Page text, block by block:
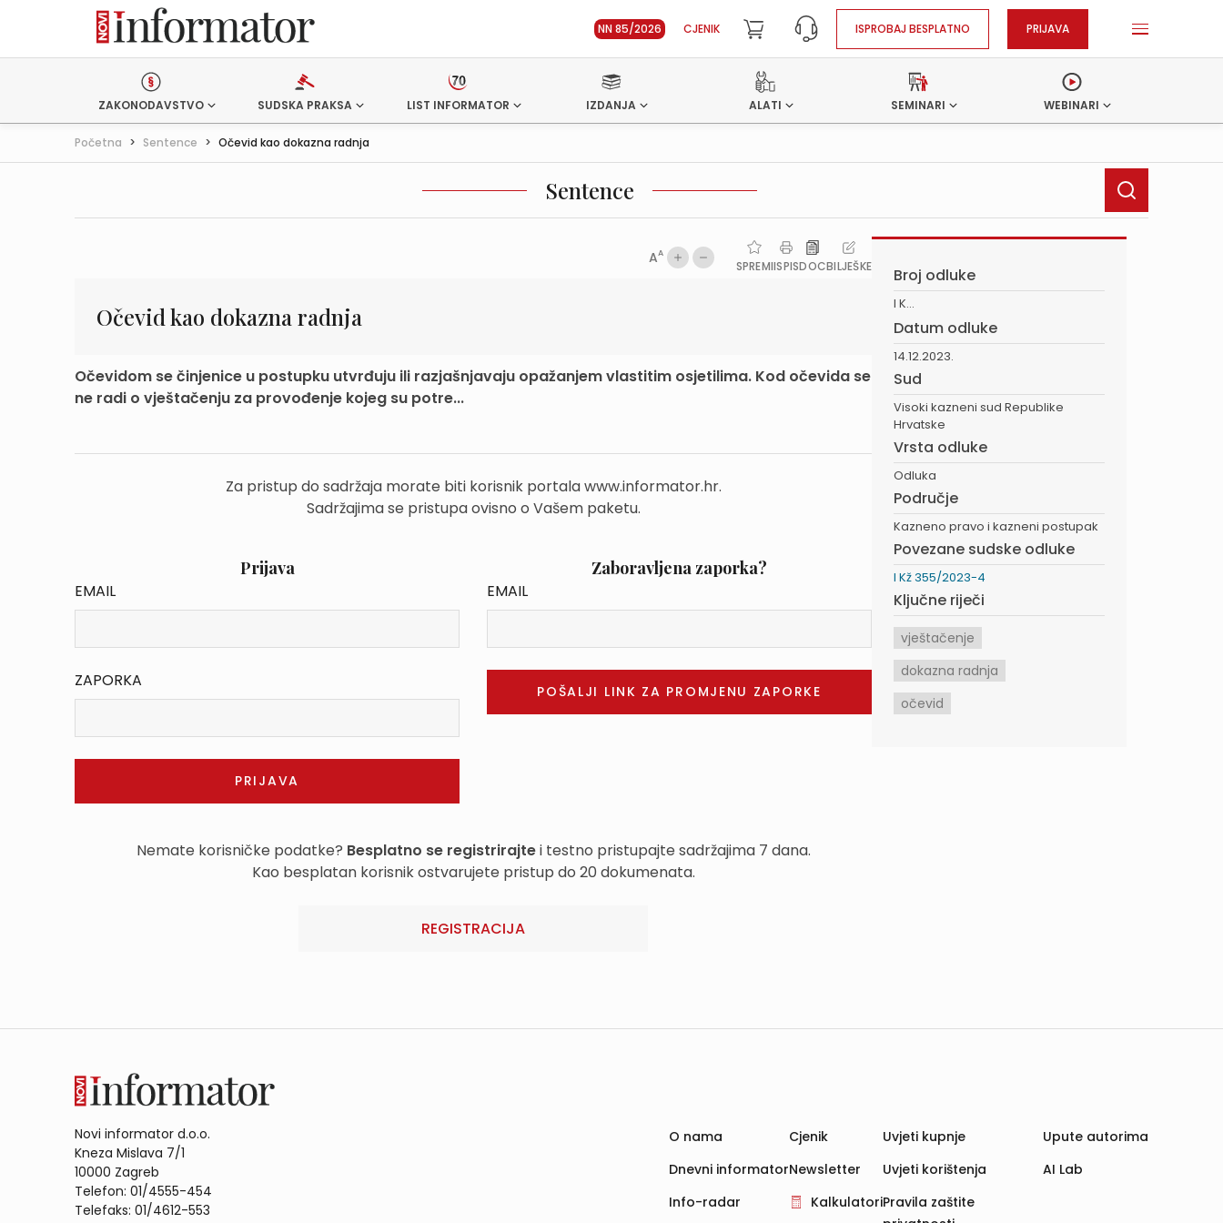
NN 85/2026 CJENIK ISPROBAJ BESPLATNO PRIJAVA
ZAKONODAVSTVO SUDSKA PRAKSA LIST INFORMATOR IZDANJA ALATI SEMINARI WEBINARI
Početna > Sentence > Očevid kao dokazna radnja
Sentence
AA
SPREMIISPISDOCBILJEŠKE
Očevid kao dokazna radnja
Očevidom se činjenice u postupku utvrđuju ili razjašnjavaju opažanjem vlastitim osjetilima. Kod očevida se
ne radi o vještačenju za provođenje kojeg su potre...
Za pristup do sadržaja morate biti korisnik portala www.informator.hr.
Sadržajima se pristupa ovisno o Vašem paketu.
Prijava
EMAIL
ZAPORKA
Zaboravljena zaporka?
EMAIL
Nemate korisničke podatke? Besplatno se registrirajtei testno pristupajte sadržajima 7 dana.
Kao besplatan korisnik ostvarujete pristup do 20 dokumenata.
REGISTRACIJA
Broj odluke
I K...
Datum odluke
14.12.2023.
Sud
Visoki kazneni sud Republike
Hrvatske
Vrsta odluke
Odluka
Područje
Kazneno pravo i kazneni postupak
Povezane sudske odluke
I Kž 355/2023-4
Ključne riječi
vještačenje
dokazna radnja
očevid
Novi informator d.o.o.
Kneza Mislava 7/1
10000 Zagreb
Telefon: 01/4555-454
Telefaks: 01/4612-553
O nama
Dnevni informator
Info-radar
Cjenik
Newsletter
Kalkulatori
Uvjeti kupnje
Uvjeti korištenja
Pravila zaštite
Upute autorima
AI Lab